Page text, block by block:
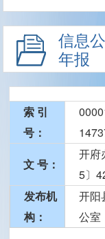
信息
年报
索 引
号：
文 号：
开府
5〕
发布机
构：
开阳
公室